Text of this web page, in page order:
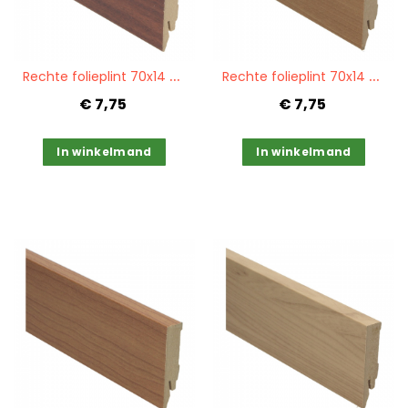
R
echte folieplint 70x14 mahonie PPC 27071
€ 7,75
In winkelmand
R
echte folieplint 70x14 kersen licht PPC 27043
€ 7,75
In winkelmand